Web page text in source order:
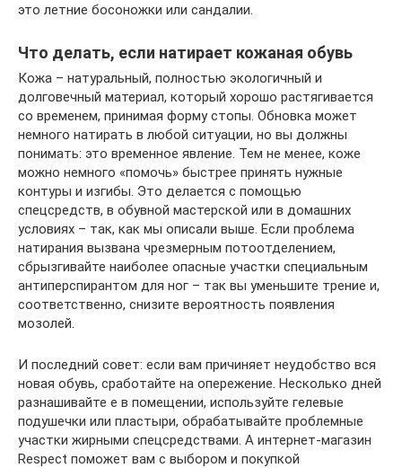
это летние босоножки или сандалии.
Что делать, если натирает кожаная обувь
Кожа – натуральный, полностью экологичный и
долговечный материал, который хорошо растягивается
со временем, принимая форму стопы. Обновка может
немного натирать в любой ситуации, но вы должны
понимать: это временное явление. Тем не менее, коже
можно немного «помочь» быстрее принять нужные
контуры и изгибы. Это делается с помощью
спецсредств, в обувной мастерской или в домашних
условиях – так, как мы описали выше. Если проблема
натирания вызвана чрезмерным потоотделением,
сбрызгивайте наиболее опасные участки специальным
антиперспирантом для ног – так вы уменьшите трение и,
соответственно, снизите вероятность появления
мозолей.
И последний совет: если вам причиняет неудобство вся
новая обувь, сработайте на опережение. Несколько дней
разнашивайте е в помещении, используйте гелевые
подушечки или пластыри, обрабатывайте проблемные
участки жирными спецсредствами. А интернет-магазин
Respect поможет вам с выбором и покупкой